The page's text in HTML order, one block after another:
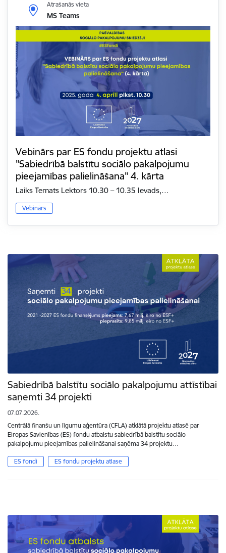
Atrašanās vieta
MS Teams
Vebinārs par ES fondu projektu atlasi
"Sabiedrībā balstītu sociālo pakalpojumu
pieejamības palielināšana" 4. kārta
Laiks Temats Lektors 10.30 – 10.35 Ievads,…
Vebinārs
Sabiedrībā balstītu sociālo pakalpojumu attīstībai
saņemti 34 projekti
07.07.2026.
Centrālā finanšu un līgumu aģentūra (CFLA) atklātā projektu atlasē par
Eiropas Savienības (ES) fondu atbalstu sabiedrībā balstītu sociālo
pakalpojumu pieejamības palielināšanai saņēma 34 projektu…
ES fondi ES fondu projektu atlase